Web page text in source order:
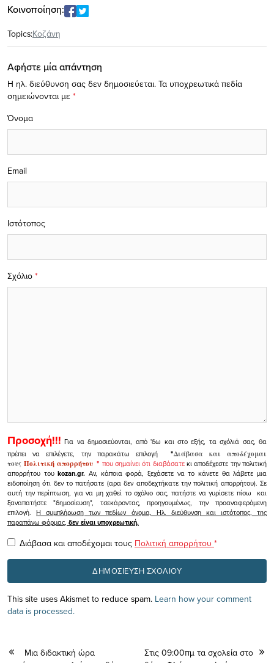
Κοινοποίηση:
Topics:Κοζάνη
Αφήστε μία απάντηση
Η ηλ. διεύθυνση σας δεν δημοσιεύεται. Τα υποχρεωτικά πεδία
σημειώνονται με *
Σχόλιο *
Όνομα
Email
Ιστότοπος
Προσοχή!!! Για να δημοσιεύονται, από 'δω και στο εξής, τα σχόλιά σας, θα
πρέπει να επιλέγετε, την παρακάτω επιλογή
"Διάβασα και αποδέχομαι
τουςΠολιτική απορρήτου" που σημαίνει ότι διαβάσατεκι αποδέχεστε την πολιτική
απορρήτου τουkozan.gr. Αν, κάποια φορά, ξεχάσετε να το κάνετε θα λάβετε μια
ειδοποίηση ότι δεν το πατήσατε (αρα δεν αποδεχτήκατε την πολιτική απορρήτου). Σε
αυτή την περίπτωση, για να μη χαθεί το σχόλιο σας, πατήστε να γυρίσετε πίσω και
ξαναπατήστε "δημοσίευση", τσεκάροντας, προηγουμένως, την προαναφερόμενη
επιλογή.Η συμπλήρωση των πεδίων όνομα, Ηλ. διεύθυνση και ιστότοπος, της
παραπάνω φόρμας, δεν είναι υποχρεωτική.
Διάβασα και αποδέχομαι τους Πολιτική απορρήτου *
This site uses Akismet to reduce spam. Learn how your comment
data is processed.
Μια διδακτική ώρα
Στις 09:00πμ τα σχολεία στο